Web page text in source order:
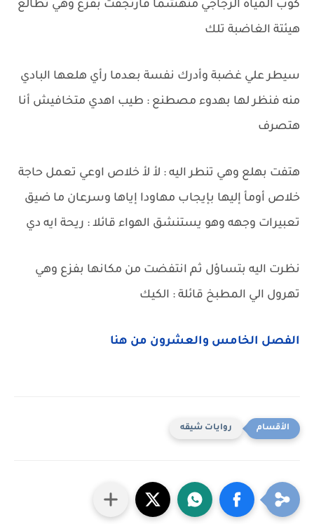
كوب المياه الزجاجي متهشما فارتجفت بفزع وهي تطالع
هيئتة الغاضبة تلك
سيطر علي غضبة وأدرك نفسة بعدما رأي هلعها البادي
منه فنظر لها بهدوء مصطنع : طيب اهدي متخافيش أنا
هتصرف
هتفت بهلع وهي تنطر اليه : لأ لأ خلاص اوعي تعمل حاجة
خلاص أومأ إليها بإيجاب مهاودا إياها وسرعان ما ضيق
تعبيرات وجهه وهو يستنشق الهواء قائلا : ريحة ايه دي
نظرت اليه بتساؤل ثم انتفضت من مكانها بفزع وهي
تهرول الي المطبخ قائلة : الكيك
الفصل الخامس والعشرون من هنا
روايات شيقه